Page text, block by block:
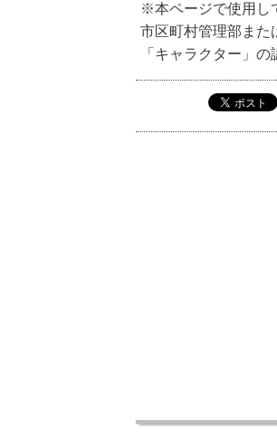
※本ページで使用し
市区町村管理部また
「キャラクター」